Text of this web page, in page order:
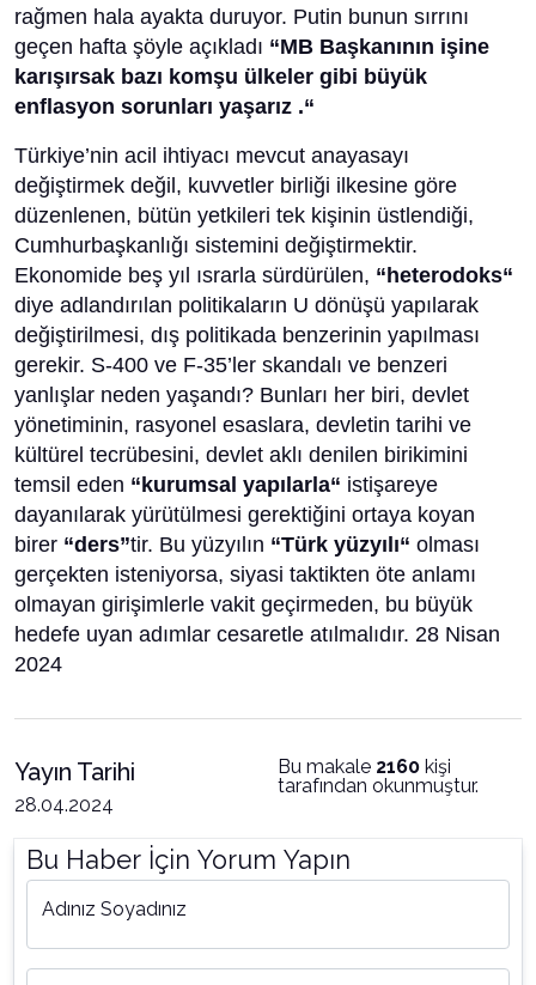
rağmen hala ayakta duruyor. Putin bunun sırrını
geçen hafta şöyle açıkladı “MB Başkanının işine
karışırsak bazı komşu ülkeler gibi büyük
enflasyon sorunları yaşarız .“
Türkiye’nin acil ihtiyacı mevcut anayasayı
değiştirmek değil, kuvvetler birliği ilkesine göre
düzenlenen, bütün yetkileri tek kişinin üstlendiği,
Cumhurbaşkanlığı sistemini değiştirmektir.
Ekonomide beş yıl ısrarla sürdürülen, “heterodoks“
diye adlandırılan politikaların U dönüşü yapılarak
değiştirilmesi, dış politikada benzerinin yapılması
gerekir. S-400 ve F-35’ler skandalı ve benzeri
yanlışlar neden yaşandı? Bunları her biri, devlet
yönetiminin, rasyonel esaslara, devletin tarihi ve
kültürel tecrübesini, devlet aklı denilen birikimini
temsil eden “kurumsal yapılarla“ istişareye
dayanılarak yürütülmesi gerektiğini ortaya koyan
birer “ders”tir. Bu yüzyılın “Türk yüzyılı“ olması
gerçekten isteniyorsa, siyasi taktikten öte anlamı
olmayan girişimlerle vakit geçirmeden, bu büyük
hedefe uyan adımlar cesaretle atılmalıdır. 28 Nisan
2024
Yayın Tarihi
28.04.2024
Bu makale 2160 kişi
tarafından okunmuştur.
Bu Haber İçin Yorum Yapın
Adınız Soyadınız